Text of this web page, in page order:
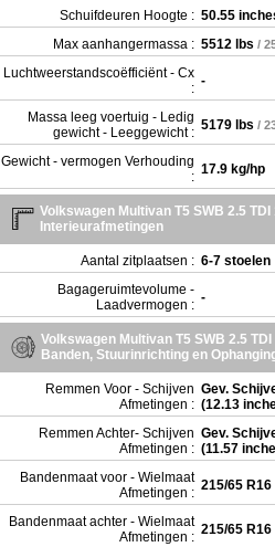
Schuifdeuren Hoogte : 50.55
Max aanhangermassa : 5512 lbs /
Luchtweerstandscoëfficiënt - Cx
: -
Massa leeg voertuig - Ledig
gewicht - Leeggewicht : 5179 lbs /
Gewicht - vermogen Verhouding
: 17.9 kg/hp
Volkswagen Multivan T5 SWB 2.5 TDI
Interieurafmetingen
Aantal zitplaatsen : 6-7 stoelen
Bagageruimtevolume -
Laadvermogen : -
Volkswagen Multivan T5 SWB 2.5
Banden, Stuurinrichting en
Remmen Voor - Schijven
Afmetingen :
Gev.
(12.13
Remmen Achter- Schijven
Afmetingen :
Gev.
(11.57
Bandenmaat voor - Wielmaat
Afmetingen : 215/65 R16
Bandenmaat achter - Wielmaat
Afmetingen : 215/65 R16